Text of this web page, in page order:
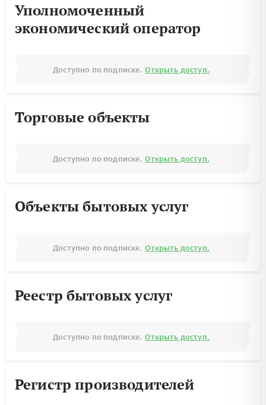
Уполномоченный
экономический оператор
Доступно по подписке. Открыть доступ.
Торговые объекты
Доступно по подписке. Открыть доступ.
Объекты бытовых услуг
Доступно по подписке. Открыть доступ.
Реестр бытовых услуг
Доступно по подписке. Открыть доступ.
Регистр производителей